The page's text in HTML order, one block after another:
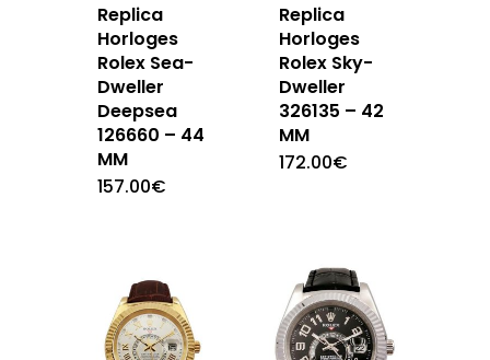
Replica
Horloges
Rolex Sea-
Dweller
Deepsea
126660 – 44
MM
157.00€
Replica
Horloges
Rolex Sky-
Dweller
326135 – 42
MM
172.00€